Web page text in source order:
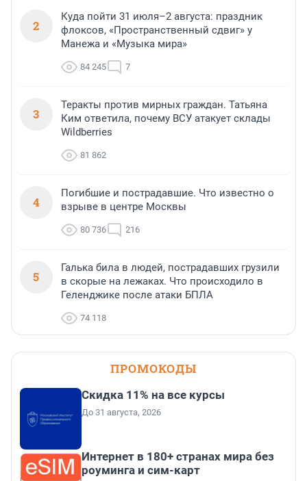
2
Куда пойти 31 июля–2 августа: праздник
флоксов, «Пространственный сдвиг» у
Манежа и «Музыка мира»
84 245 7
3
Теракты против мирных граждан. Татьяна
Ким ответила, почему ВСУ атакует склады
Wildberries
81 862
4
Погибшие и пострадавшие. Что известно о
взрыве в центре Москвы
80 736 216
5
Галька била в людей, пострадавших грузили
в скорые на лежаках. Что происходило в
Геленджике после атаки БПЛА
74 118
ПРОМОКОДЫ
Скидка 11% на все курсы
До 31 августа, 2026
Интернет в 180+ странах мира без
роуминга и сим-карт